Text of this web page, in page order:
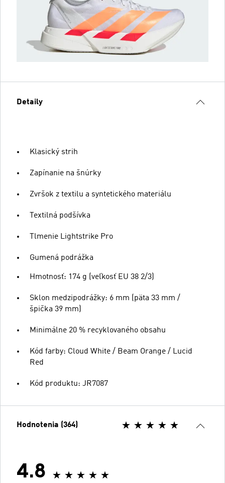
Detaily
Klasický strih
Zapínanie na šnúrky
Zvršok z textilu a syntetického materiálu
Textilná podšívka
Tlmenie Lightstrike Pro
Gumená podrážka
Hmotnosť: 174 g (veľkosť EU 38 2/3)
Sklon medzipodrážky: 6 mm (päta 33 mm /
špička 39 mm)
Minimálne 20 % recyklovaného obsahu
Kód farby: Cloud White / Beam Orange / Lucid
Red
Kód produktu: JR7087
Hodnotenia (364)
4.8